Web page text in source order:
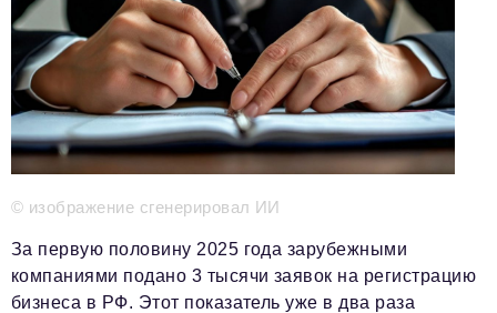
Информационный отдел
info@business-magazine.online
Отдел рекламы
reklama@business-magazine.online
Отдел распространения/редакционная подписка
podpiska@business-magazine.online
Отдел по работе с партнерами
partner@business-magazine.online
© изображение сгенерировал ИИ
За первую половину 2025 года зарубежными
компаниями подано 3 тысячи заявок на регистрацию
бизнеса в РФ. Этот показатель уже в два раза